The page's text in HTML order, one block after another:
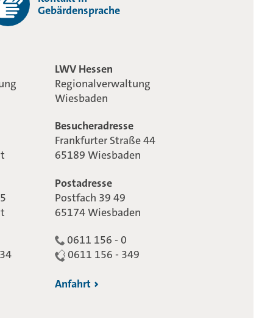
Gebärdensprache
LWV Hessen
Regionalverwaltung
Wiesbaden
Besucheradresse
Frankfurter Straße 44
65189 Wiesbaden
Postadresse
Postfach 39 49
65174 Wiesbaden
0611 156 - 0
0611 156 - 349
Anfahrt